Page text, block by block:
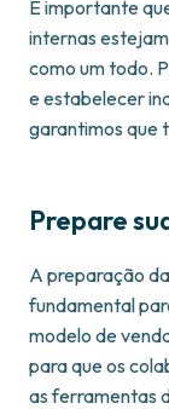
É importante
internas
como um todo.
e estabelecer
garantimos que
Prepare
A preparação
fundamental
modelo de
para que os
as ferramentas